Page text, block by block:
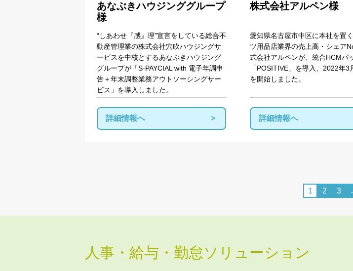
あなぶきハウジンググループ
様
“しあわせ『感』理”宣言をしている総合不
動産管理業の株式会社穴吹ハウジングサ
ービスを中核とするあなぶきハウジング
グループが「S-PAYCIAL with 電子年調申
告＋年末調整業務アウトソーシングサー
ビス」を導入しました。
詳細情報へ
株式会社アルペン様
愛知県名古屋市中区に本社を置
ツ用品店業界の売上高・シェア
式会社アルペンが、統合HCMパ
「POSITIVE」を導入、2022年3
を開始しました。
詳細情報へ
ジ
1 2 3
人事・給与・勤怠ソリューション